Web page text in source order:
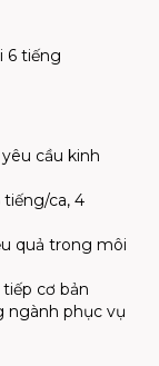
6 tiếng
cầu kinh
ca, 4
quả trong môi
cơ bản
ngành phục vụ